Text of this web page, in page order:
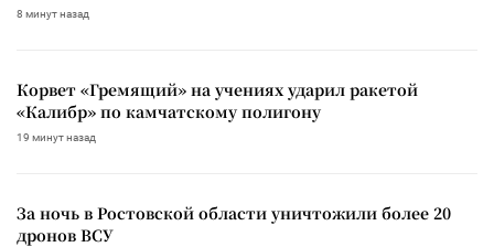
8 минут назад
Корвет «Гремящий» на учениях ударил ракетой
«Калибр» по камчатскому полигону
19 минут назад
За ночь в Ростовской области уничтожили более 20
дронов ВСУ